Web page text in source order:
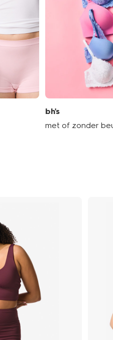
bh's
met of zonder